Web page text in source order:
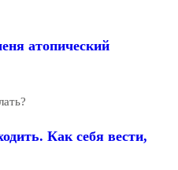
атопический
Как себя вести,